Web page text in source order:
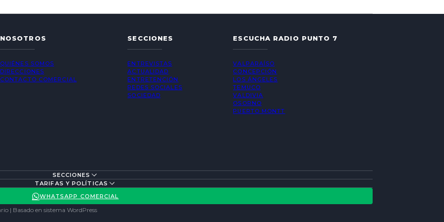
NOSOTROS
QUIÉNES SOMOS
DIRECCIONES
CONTACTO COMERCIAL
SECCIONES
ENTREVISTAS
ACTUALIDAD
ENTRETENCIÓN
REDES SOCIALES
SOCIEDAD
ESCUCHA RADIO PUNTO 7
VALPARAÍSO
CONCEPCIÓN
LOS ÁNGELES
TEMUCO
VALDIVIA
OSORNO
PUERTO MONTT
SECCIONES
TARIFAS Y POLÍTICAS
WHATSAPP COMERCIAL
| Basado en sistema WordPress